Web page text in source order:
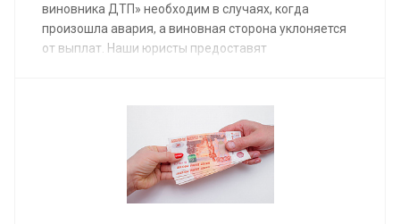
виновника ДТП» необходим в случаях, когда
произошла авария, а виновная сторона уклоняется
от выплат. Наши юристы предоставят
закону денежные средства. Средняя стоимость
работы юриста по ДТП от 14 500 руб.